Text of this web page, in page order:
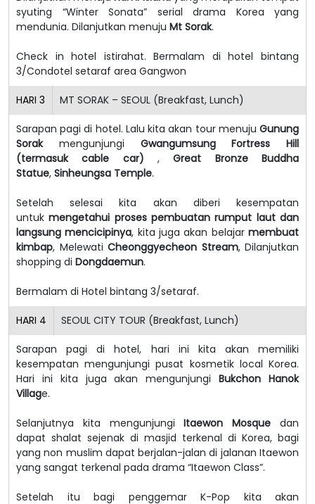
syuting “Winter Sonata” serial drama Korea yang
mendunia. Dilanjutkan menuju Mt Sorak.
Check in hotel istirahat. Bermalam di hotel bintang
3/Condotel setaraf area Gangwon
HARI 3 MT SORAK – SEOUL (Breakfast, Lunch)
Sarapan pagi di hotel. Lalu kita akan tour menuju Gunung
Sorakmengunjungi Gwangumsung Fortress Hill
(termasuk cable car) ,Great Bronze Buddha
Statue, Sinheungsa Temple.
Setelah selesai kita akan diberi kesempatan
untukmengetahui proses pembuatan rumput laut dan
langsung mencicipinya, kita juga akan belajarmembuat
kimbap, Melewati Cheonggyecheon Stream, Dilanjutkan
shopping di Dongdaemun.
Bermalam di Hotel bintang 3/setaraf.
HARI 4 SEOUL CITY TOUR (Breakfast, Lunch)
Sarapan pagi di hotel, hari ini kita akan memiliki
kesempatan mengunjungi pusat kosmetik local Korea.
Hari ini kita juga akan mengunjungiBukchon Hanok
Village.
Selanjutnya kita mengunjungiItaewon Mosque dan
dapat shalat sejenak di masjid terkenal di Korea, bagi
yang non muslim dapat berjalan-jalan di jalanan Itaewon
yang sangat terkenal pada drama “Itaewon Class”.
Setelah itu bagi penggemar K-Pop kita akan